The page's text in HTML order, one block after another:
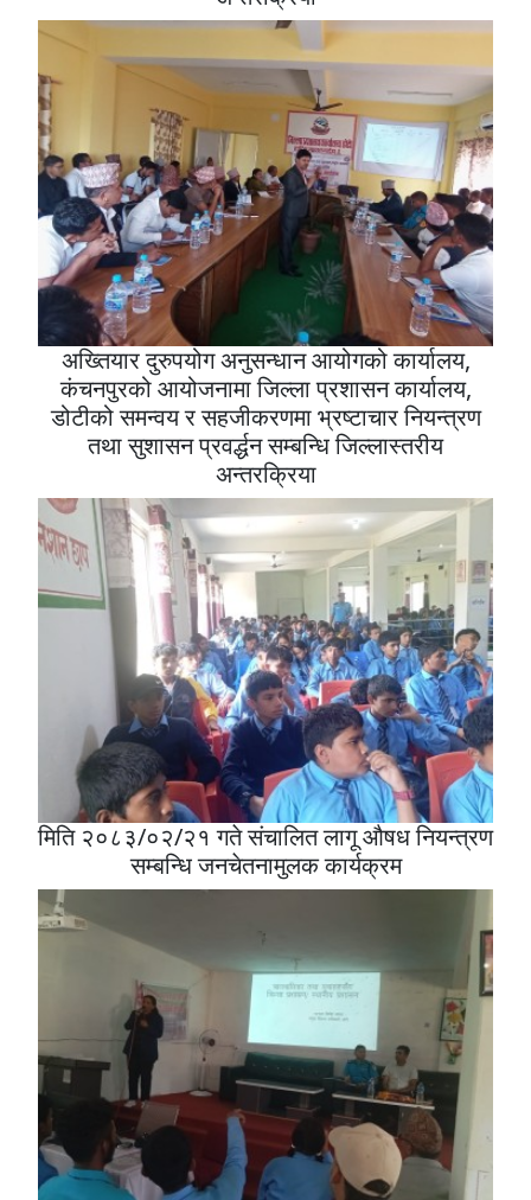
अख्तियार दुरुपयोग अनुसन्धान आयोगको कार्यालय,
कंचनपुरको आयोजनामा जिल्ला प्रशासन कार्यालय,
डोटीको समन्वय र सहजीकरणमा भ्रष्टाचार नियन्त्रण
तथा सुशासन प्रवर्द्धन सम्बन्धि जिल्लास्तरीय
अन्तरक्रिया
मिति २०८३/०२/२१ गते संचालित लागू औषध नियन्त्रण
सम्बन्धि जनचेतनामुलक कार्यक्रम